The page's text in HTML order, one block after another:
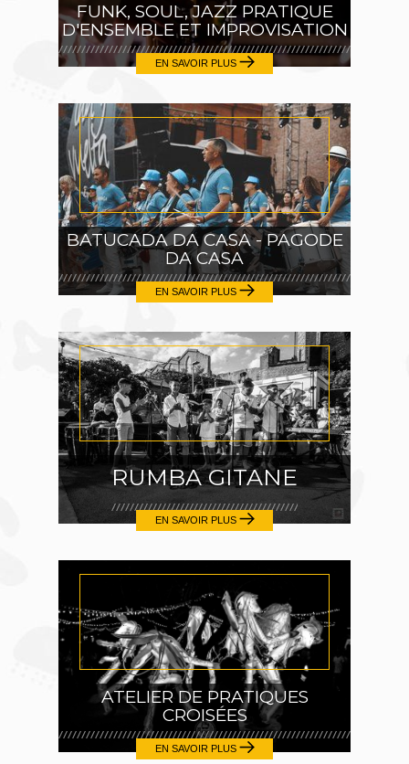
FUNK, SOUL, JAZZ PRATIQUE
D'ENSEMBLE ET IMPROVISATION
EN SAVOIR PLUS
BATUCADA DA CASA - PAGODE
DA CASA
EN SAVOIR PLUS
RUMBA GITANE
EN SAVOIR PLUS
ATELIER DE PRATIQUES
CROISÉES
EN SAVOIR PLUS